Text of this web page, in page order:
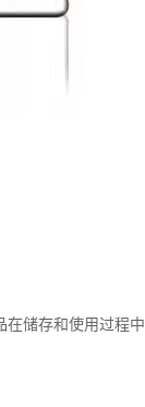
在储存和使用过程中